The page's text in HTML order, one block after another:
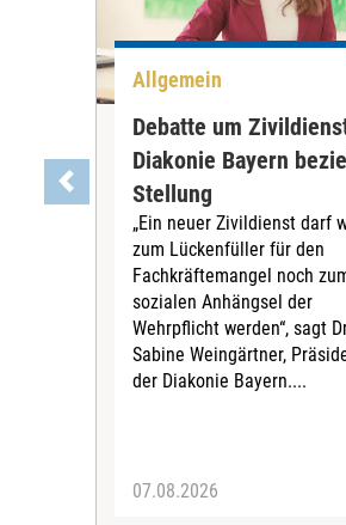
Allgemein
Debatte um
Diakonie Bayern
Stellung
„Ein neuer Zivildienst darf
zum Lückenfüller für den
Fachkräftemangel noch
sozialen Anhängsel der
Wehrpflicht werden“, sagt
Sabine Weingärtner,
der Diakonie Bayern....
07.08.2026